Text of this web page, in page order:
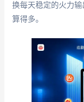
换每天稳定的火力
算得多。